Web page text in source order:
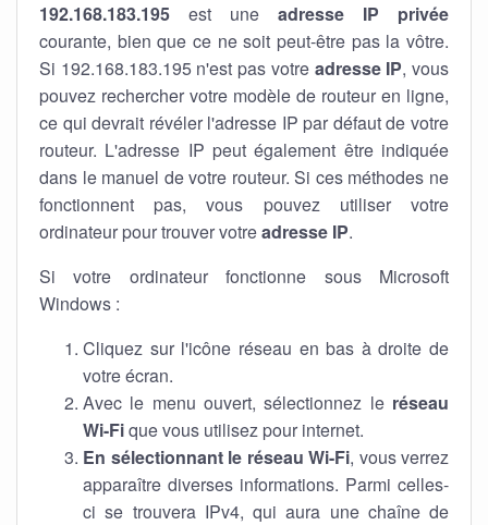
192.168.183.195 est une adresse IP privée
courante, bien que ce ne soit peut-être pas la vôtre.
Si 192.168.183.195 n'est pas votre adresse IP, vous
pouvez rechercher votre modèle de routeur en ligne,
ce qui devrait révéler l'adresse IP par défaut de votre
routeur. L'adresse IP peut également être indiquée
dans le manuel de votre routeur. Si ces méthodes ne
fonctionnent pas, vous pouvez utiliser votre
ordinateur pour trouver votreadresse IP.
Si votre ordinateur fonctionne sous Microsoft
Windows :
Cliquez sur l'icône réseau en bas à droite de
votre écran.
Avec le menu ouvert, sélectionnez le réseau
Wi-Fique vous utilisez pour internet.
En sélectionnant le réseau Wi-Fi, vous verrez
apparaître diverses informations. Parmi celles-
ci se trouvera IPv4, qui aura une chaîne de